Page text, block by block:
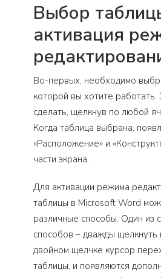
Выбор
активация
Во-первых, необходимо
которой вы хотите
сделать, щелкнув по любой
Когда таблица выбрана,
«Расположение» и
части экрана.
Для активации режима
таблицы в Microsoft Word
различные способы. Один из
способов – дважды щелкнуть
двойном щелчке курсор
таблицы, и появляются